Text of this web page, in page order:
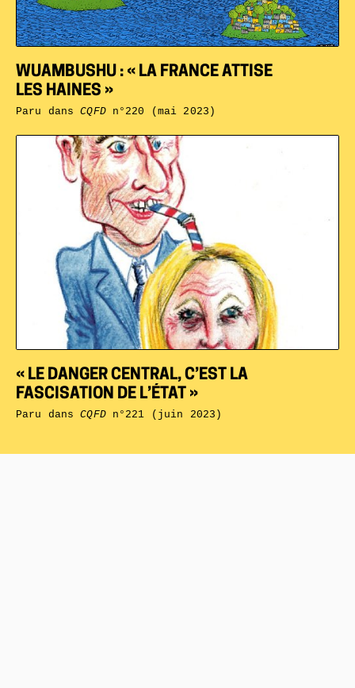
« LE DANGER CENTRAL, C’EST LA
FASCISATION DE L’ÉTAT »
Paru dansCQFDn°221 (juin 2023)
WUAMBUSHU : « LA FRANCE ATTISE
LES HAINES »
Paru dansCQFDn°220 (mai 2023)